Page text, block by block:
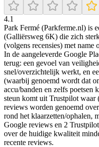
4.1
Park Fermé (Parkferme.nl) is
(Galliërsweg 6K) die zich
(volgens recensies) met
In de aangeleverde Google
terug: een gevoel van
snel/overzichtelijk werkt, en
(waarbij genoemd wordt dat
accu/banden en zelfs poetsen
steun komt uit Trustpilot waar
reviews worden genoemd
rond het klaarzetten/ophalen,
Google reviews en 2
over de huidige kwaliteit
recente reviews.